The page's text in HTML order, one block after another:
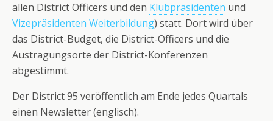
allen District Officers und den Klubpräsidenten und
Vizepräsidenten Weiterbildung) statt. Dort wird über
das District-Budget, die District-Officers und die
Austragungsorte der District-Konferenzen
abgestimmt.
Der District 95 veröffentlich am Ende jedes Quartals
einen Newsletter (englisch).